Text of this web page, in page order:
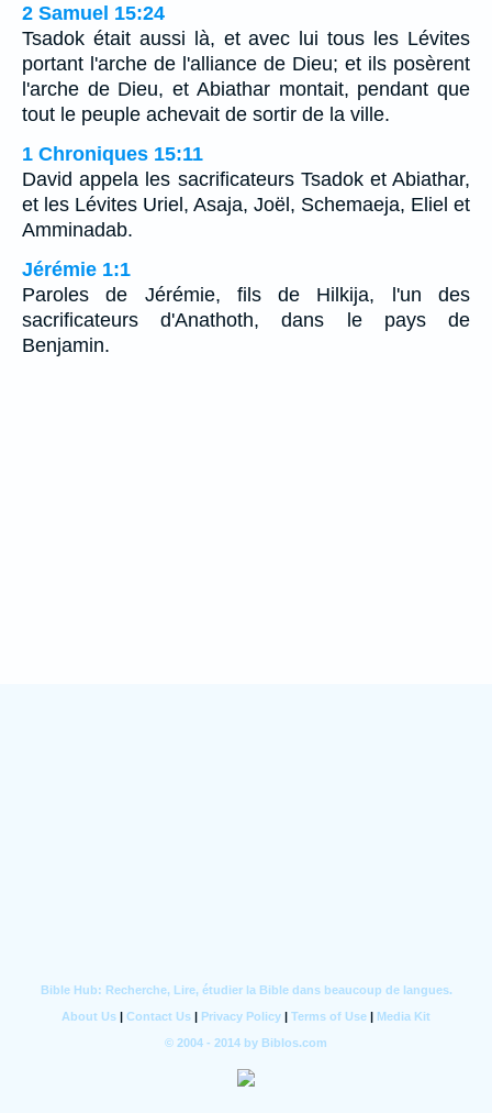
2 Samuel 15:24
Tsadok était aussi là, et avec lui tous les Lévites
portant l'arche de l'alliance de Dieu; et ils posèrent
l'arche de Dieu, et Abiathar montait, pendant que
tout le peuple achevait de sortir de la ville.
1 Chroniques 15:11
David appela les sacrificateurs Tsadok et Abiathar,
et les Lévites Uriel, Asaja, Joël, Schemaeja, Eliel et
Amminadab.
Jérémie 1:1
Paroles de Jérémie, fils de Hilkija, l'un des
sacrificateurs d'Anathoth, dans le pays de
Benjamin.